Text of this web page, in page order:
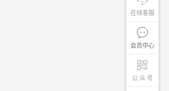
在线客服
会员中心
公 众 号